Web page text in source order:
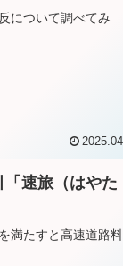
について調べてみ
速旅（はやた
満たすと高速道路